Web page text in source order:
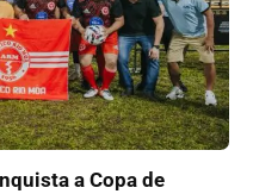
a Copa de